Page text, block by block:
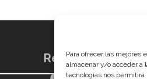
Para ofrecer las mejores
almacenar y/o acceder a
tecnologías nos permitirá
Redes sociales